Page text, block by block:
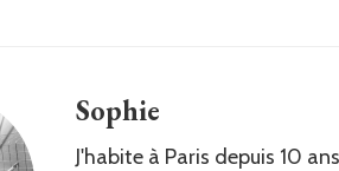
Sophie
J'habite à Paris depuis 10